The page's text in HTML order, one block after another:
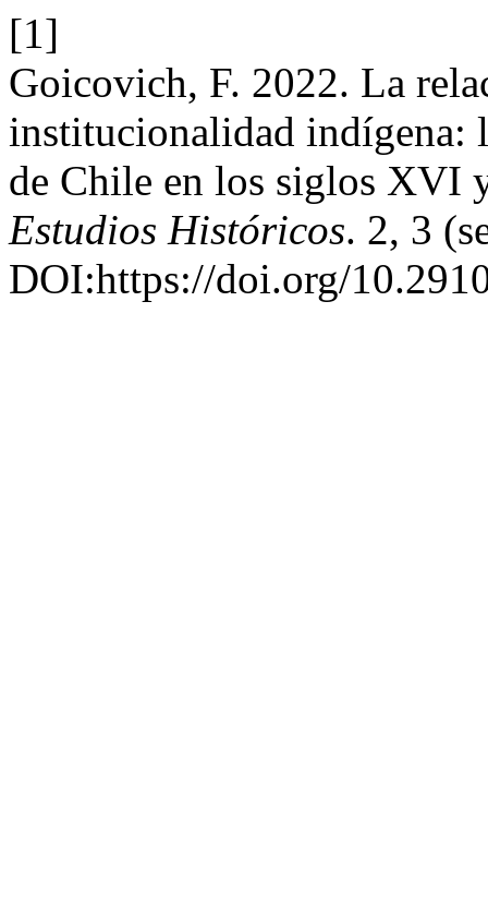
[1]
Goicovich, F. 2022. La
institucionalidad indígena:
de Chile en los siglos
Estudios Históricos. 2, 3
DOI:https://doi.org/